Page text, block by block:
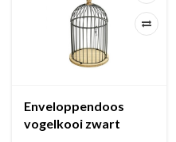
Enveloppendoos
vogelkooi zwart